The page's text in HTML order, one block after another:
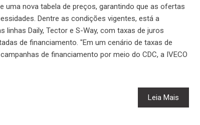
uma nova tabela de preços, garantindo que as ofertas
Dentre as condições vigentes, está a
linhas Daily, Tector e S-Way, com taxas de juros
de financiamento. "Em um cenário de taxas de
de financiamento por meio do CDC, a IVECO
Leia Mais